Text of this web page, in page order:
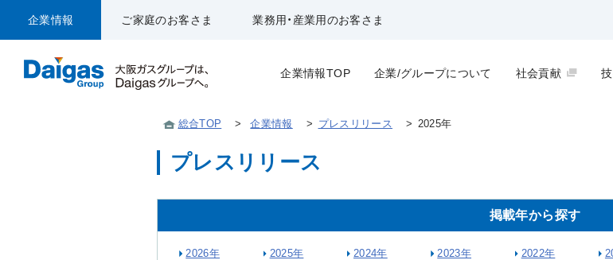
企業情報 ご家庭のお客さま 業務用・産業用のお客さま
企業情報TOP 企業/グループについて 社会貢献
総合TOP > 企業情報 > プレスリリース > 2025年
プレスリリース
掲載年から探す
2026年 2025年 2024年 2023年 2022年